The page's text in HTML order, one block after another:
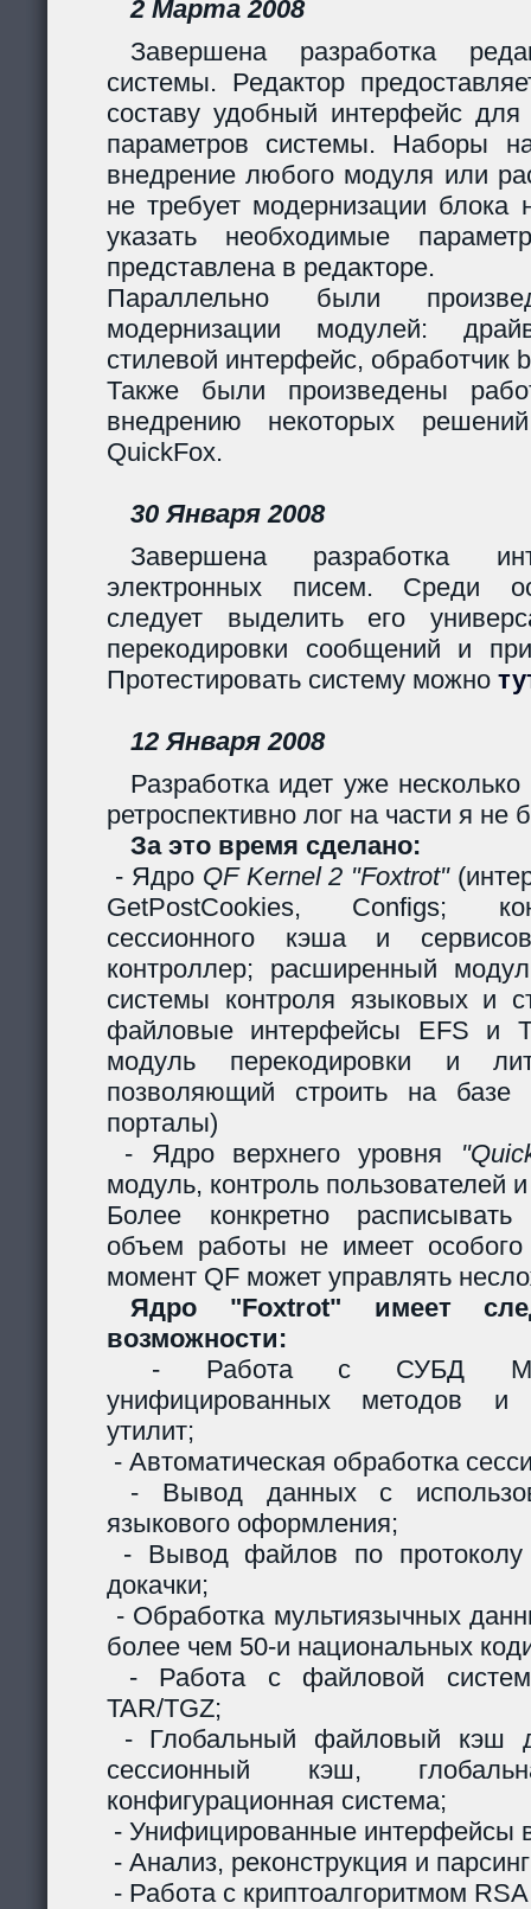
2 Марта 2008
Завершена разработка
системы. Редактор
составу удобный интерфейс для
параметров системы. Наборы
внедрение любого модуля или
не требует модернизации блока
указать необходимые
представлена в редакторе.
Параллельно были
модернизации модулей:
стилевой интерфейс, обработчик
Также были произведены
внедрению некоторых
QuickFox.
30 Января 2008
Завершена разработка
электронных писем. Среди
следует выделить его
перекодировки сообщений и
Протестировать систему можно
12 Января 2008
Разработка идет уже
ретроспективно лог на части я не
За это время сделано:
- Ядро QF Kernel 2 "Foxtrot"
GetPostCookies, Configs;
сессионного кэша и
контроллер; расширенный
системы контроля языковых и
файловые интерфейсы EFS и
модуль перекодировки и
позволяющий строить на базе
порталы)
- Ядро верхнего уровня
модуль, контроль пользователей и
Более конкретно
объем работы не имеет
момент QF может управлять
Ядро "Foxtrot" имеет
возможности:
- Работа с СУБД
унифицированных методов и
утилит;
- Автоматическая обработка
- Вывод данных с
языкового оформления;
- Вывод файлов по
докачки;
- Обработка мультиязычных
более чем 50-и национальных
- Работа с файловой
TAR/TGZ;
- Глобальный файловый кэш
сессионный кэш,
конфигурационная система;
- Унифицированные интерфейсы
- Анализ, реконструкция и
- Работа с криптоалгоритмом